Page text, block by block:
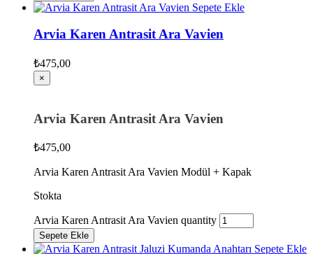
Sepete Ekle
Arvia Karen Antrasit Ara Vavien
₺475,00
×
Arvia Karen Antrasit Ara Vavien
₺475,00
Arvia Karen Antrasit Ara Vavien Modül + Kapak
Stokta
Arvia Karen Antrasit Ara Vavien quantity
Sepete Ekle
Sepete Ekle